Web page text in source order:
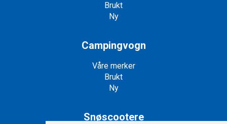
Brukt
Ny
Campingvogn
Våre merker
Brukt
Ny
Snøscootere